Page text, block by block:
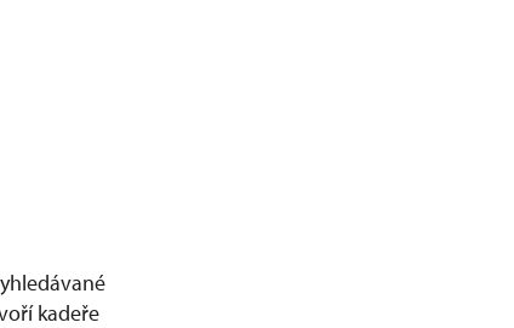
kadeře